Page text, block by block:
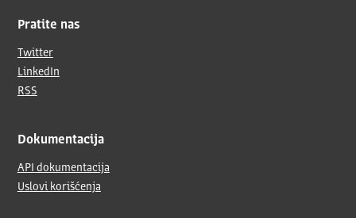
Pratite nas
Twitter
LinkedIn
RSS
Dokumentacija
API dokumentacija
Uslovi korišćenja